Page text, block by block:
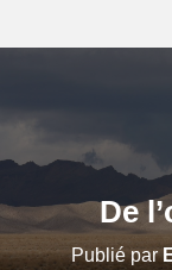
De
Publié par